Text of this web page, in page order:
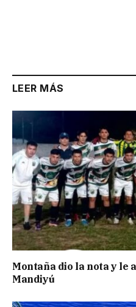
LEER MÁS
Montaña dio la nota y le
Mandiyú